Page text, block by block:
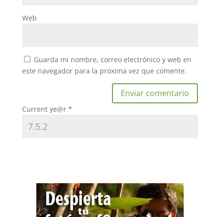
Web
Guarda mi nombre, correo electrónico y web en
este navegador para la próxima vez que comente.
Current ye@r *